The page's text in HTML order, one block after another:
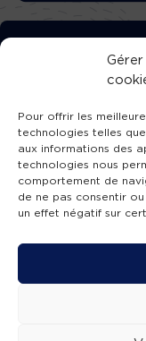
Pour offrir les
technologies telles
aux informations des
technologies nous
comportement de
de ne pas consentir
un effet négatif sur